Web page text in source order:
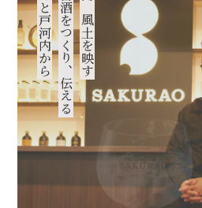
広島の風土を映す
蒸留酒をつくり、伝える
桜尾と戸河内から